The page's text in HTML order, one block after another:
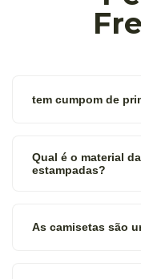
tem cumpom de
Qual é o material
estampadas?
As camisetas são